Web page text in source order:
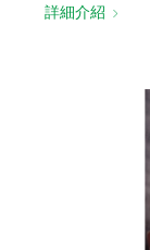
詳細介紹